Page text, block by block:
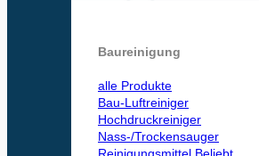
Baureinigung
alle Produkte
Bau-Luftreiniger
Hochdruckreiniger
Nass-/Trockensauger